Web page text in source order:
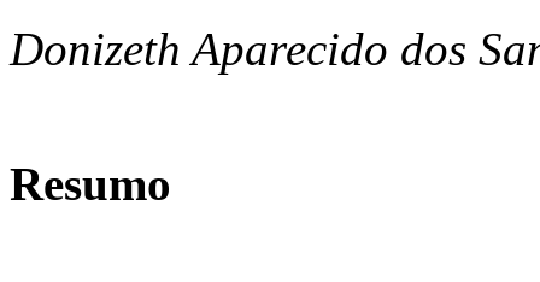
Donizeth Aparecido dos
Resumo